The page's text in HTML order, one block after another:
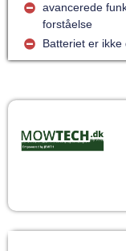
avancerede
forståelse
Batteriet er ikke